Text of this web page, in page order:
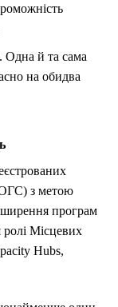
Одна й та сама
на обидва
(ОГС) з метою
програм
ролі Місцевих
Hubs,